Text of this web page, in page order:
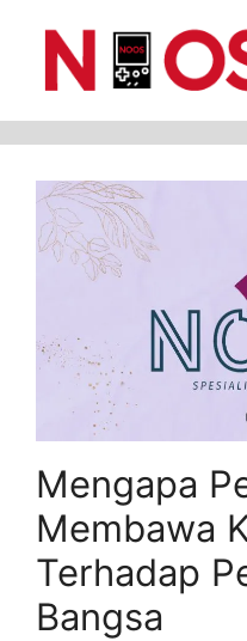
Mengapa
Membawa
Terhadap
Bangsa